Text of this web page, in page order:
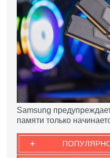
Samsung
памяти только
+